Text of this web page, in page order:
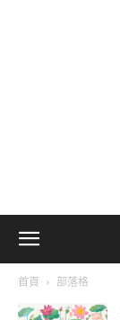
首頁 部落格